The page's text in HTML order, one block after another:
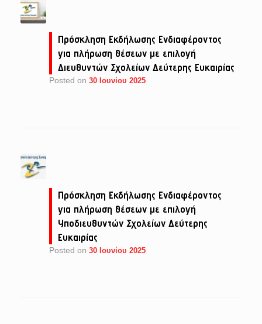
Πρόσκληση Εκδήλωσης Ενδιαφέροντος
για πλήρωση θέσεων με επιλογή
Διευθυντών Σχολείων Δεύτερης Ευκαιρίας
Posted on 30 Ιουνίου 2025
Πρόσκληση Εκδήλωσης Ενδιαφέροντος
για πλήρωση θέσεων με επιλογή
Υποδιευθυντών Σχολείων Δεύτερης
Ευκαιρίας
Posted on 30 Ιουνίου 2025